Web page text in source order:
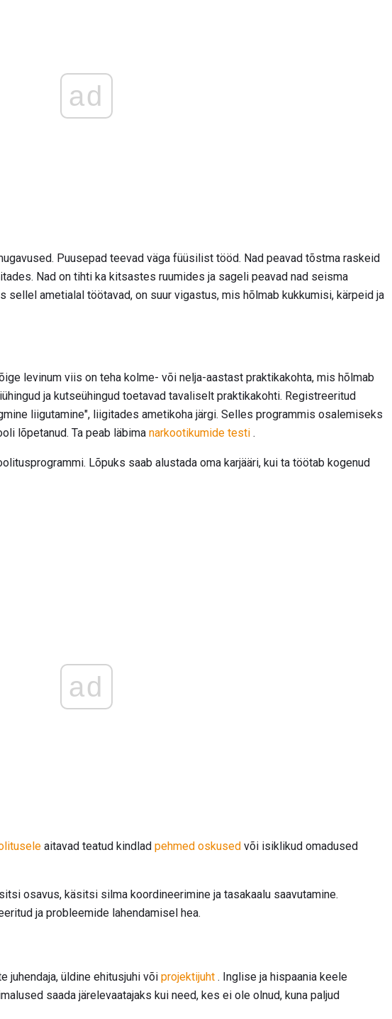
ad
Puusepad teevad väga füüsilist tööd. Nad peavad tõstma raskeid
Nad on tihti ka kitsastes ruumides ja sageli peavad nad seisma
ametialal töötavad, on suur vigastus, mis hõlmab kukkumisi, kärpeid ja
levinum viis on teha kolme- või nelja-aastast praktikakohta, mis hõlmab
ja kutseühingud toetavad tavaliselt praktikakohti. Registreeritud
liigutamine", liigitades ametikoha järgi. Selles programmis osalemiseks
lõpetanud. Ta peab läbima narkootikumide testi .
Lõpuks saab alustada oma karjääri, kui ta töötab kogenud
ad
aitavad teatud kindlad pehmed oskused või isiklikud omadused
osavus, käsitsi silma koordineerimine ja tasakaalu saavutamine.
ja probleemide lahendamisel hea.
juhendaja, üldine ehitusjuhi või projektijuht . Inglise ja hispaania keele
saada järelevaatajaks kui need, kes ei ole olnud, kuna paljud